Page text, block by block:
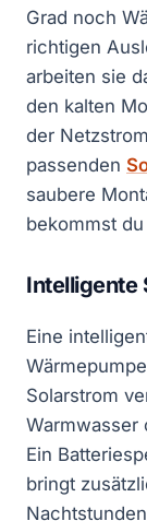
Grad noch
richtigen
arbeiten sie
den kalten
der
passenden
saubere
bekommst
Intelligente
Eine
Solarstrom
Warmwasser
Ein
bringt